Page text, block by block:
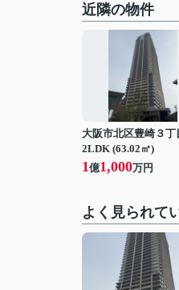
近隣の物件
大阪市北区豊崎３丁
2LDK (63.02㎡)
1億1,000万円
よく見られて